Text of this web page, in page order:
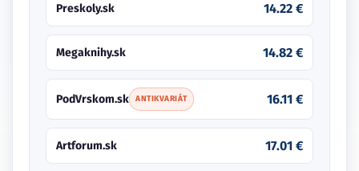
Preskoly.sk 14.22 €
Megaknihy.sk 14.82 €
PodVrskom.sk ANTIKVARIÁT 16.11 €
Artforum.sk 17.01 €